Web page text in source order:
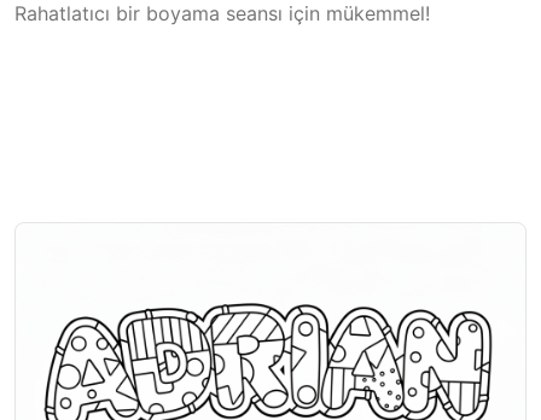
Rahatlatıcı bir boyama seansı için mükemmel!